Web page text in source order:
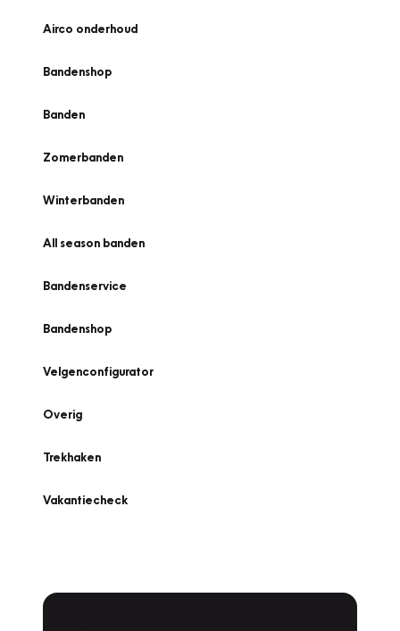
Airco onderhoud
Bandenshop
Banden
Zomerbanden
Winterbanden
All season banden
Bandenservice
Bandenshop
Velgenconfigurator
Overig
Trekhaken
Vakantiecheck